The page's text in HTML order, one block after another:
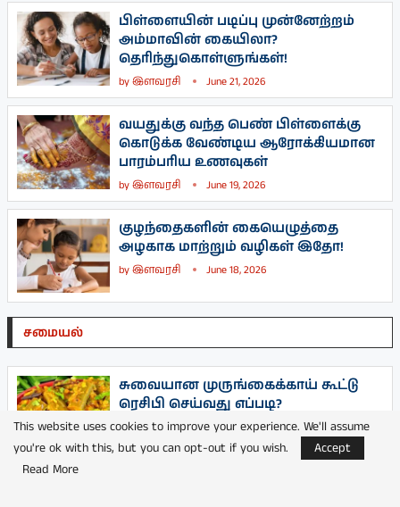
பிள்ளையின் படிப்பு முன்னேற்றம்
அம்மாவின் கையிலா?
தெரிந்துகொள்ளுங்கள்!
byஇளவரசி June 21, 2026
வயதுக்கு வந்த பெண் பிள்ளைக்கு
கொடுக்க வேண்டிய ஆரோக்கியமான
பாரம்பரிய உணவுகள்
byஇளவரசி June 19, 2026
குழந்தைகளின் கையெழுத்தை
அழகாக மாற்றும் வழிகள் இதோ!
byஇளவரசி June 18, 2026
சமையல்
சுவையான முருங்கைக்காய் கூட்டு
ரெசிபி செய்வது எப்படி?
byஇளவரசி August 2, 2026
This website uses cookies to improve your experience. We'll assume
you're ok with this, but you can opt-out if you wish.
Accept
Read More